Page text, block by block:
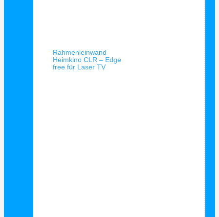
Rahmenleinwand
Heimkino CLR – Edge
free für Laser TV